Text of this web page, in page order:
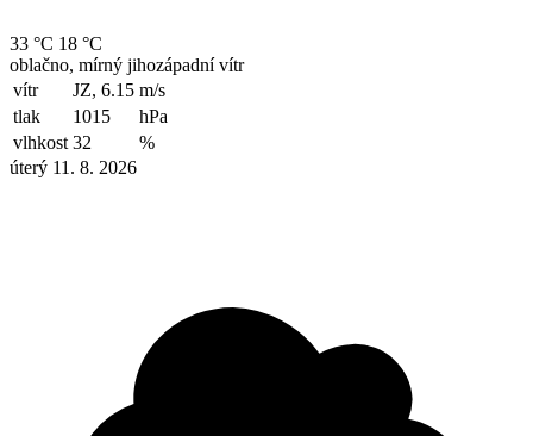
33 °C 18 °C
oblačno, mírný jihozápadní vítr
vítr
JZ, 6.15 m/s
tlak
1015
hPa
vlhkost 32
%
úterý 11. 8. 2026